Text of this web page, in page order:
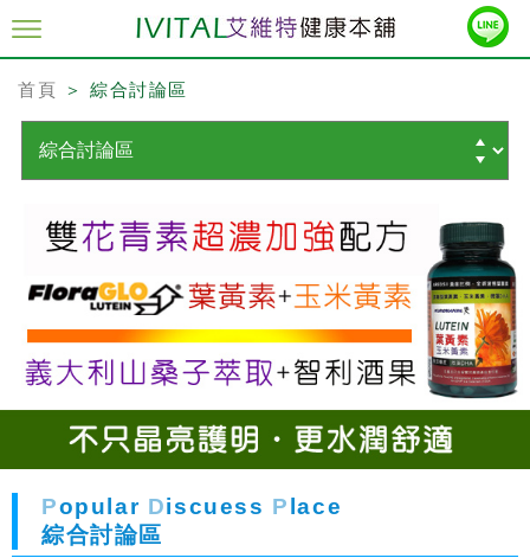
首頁 ＞ 綜合討論區
Popular Discuess P lace
綜合討論區